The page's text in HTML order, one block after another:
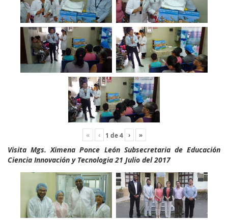
« ‹ 1 de4 › »
Visita Mgs. Ximena Ponce León Subsecretaria de Educación
Ciencia Innovación y Tecnologia 21 Julio del 2017